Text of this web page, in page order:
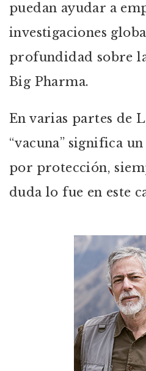
puedan ayudar a
investigaciones
profundidad sobre
Big Pharma.
En varias partes de
“vacuna” significa
por protección,
duda lo fue en este